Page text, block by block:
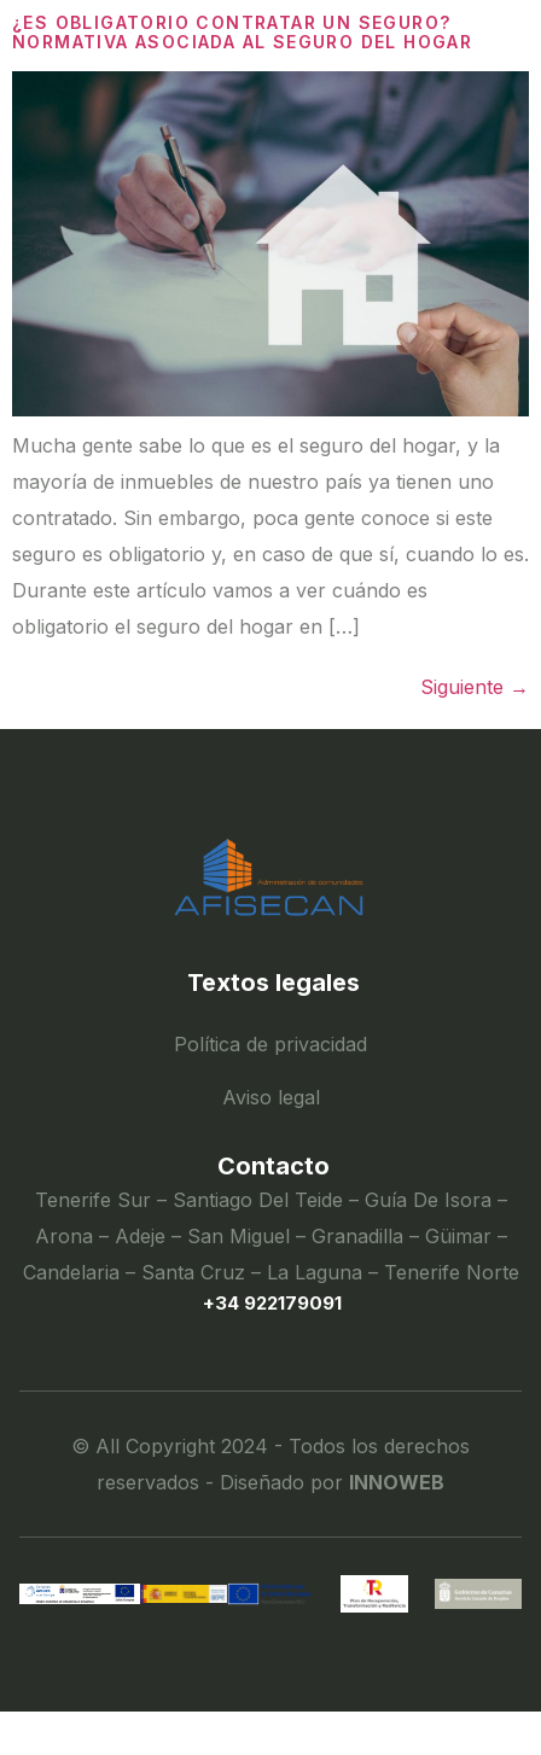
¿ES OBLIGATORIO CONTRATAR UN SEGURO?
NORMATIVA ASOCIADA AL SEGURO DEL HOGAR
Mucha gente sabe lo que es el seguro del hogar, y la
mayoría de inmuebles de nuestro país ya tienen uno
contratado. Sin embargo, poca gente conoce si este
seguro es obligatorio y, en caso de que sí, cuando lo es.
Durante este artículo vamos a ver cuándo es
obligatorio el seguro del hogar en […]
Siguiente →
Textos legales
Política de privacidad
Aviso legal
Contacto
Tenerife Sur – Santiago Del Teide – Guía De Isora –
Arona – Adeje – San Miguel – Granadilla – Güimar –
Candelaria – Santa Cruz – La Laguna – Tenerife Norte
+34 922179091
© All Copyright 2024 - Todos los derechos
reservados - Diseñado por INNOWEB